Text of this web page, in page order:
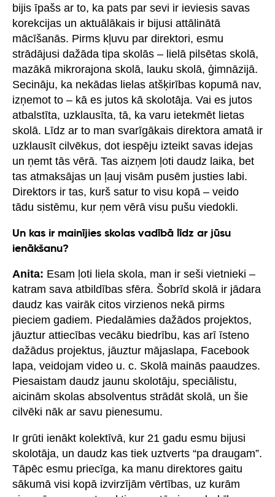
bijis īpašs ar to, ka pats par sevi ir ieviesis savas
korekcijas un aktuālākais ir bijusi attālinātā
mācīšanās. Pirms kļuvu par direktori, esmu
strādājusi dažāda tipa skolās – lielā pilsētas skolā,
mazākā mikrorajona skolā, lauku skolā, ģimnāzijā.
Secināju, ka nekādas lielas atšķirības kopumā nav,
izņemot to – kā es jutos kā skolotāja. Vai es jutos
atbalstīta, uzklausīta, tā, ka varu ietekmēt lietas
skolā. Līdz ar to man svarīgākais direktora amatā ir
uzklausīt cilvēkus, dot iespēju izteikt savas idejas
un ņemt tās vērā. Tas aizņem ļoti daudz laika, bet
tas atmaksājas un ļauj visām pusēm justies labi.
Direktors ir tas, kurš satur to visu kopā – veido
tādu sistēmu, kur ņem vērā visu pušu viedokli.
Un kas ir mainījies skolas vadībā līdz ar jūsu
ienākšanu?
Anita: Esam ļoti liela skola, man ir seši vietnieki –
katram sava atbildības sfēra. Šobrīd skolā ir jādara
daudz kas vairāk citos virzienos nekā pirms
pieciem gadiem. Piedalāmies dažādos projektos,
jāuztur attiecības vecāku biedrību, kas arī īsteno
dažādus projektus, jāuztur mājaslapa, Facebook
lapa, veidojam video u. c. Skolā mainās paaudzes.
Piesaistam daudz jaunu skolotāju, speciālistu,
aicinām skolas absolventus strādāt skolā, un šie
cilvēki nāk ar savu pienesumu.
Ir grūti ienākt kolektīvā, kur 21 gadu esmu bijusi
skolotāja, un daudz kas tiek uztverts “pa draugam”.
Tāpēc esmu priecīga, ka manu direktores gaitu
sākumā visi kopā izvirzījām vērtības, uz kurām